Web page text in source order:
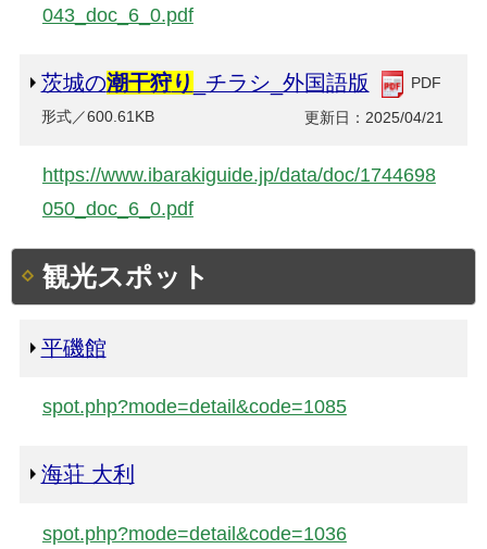
043_doc_6_0.pdf
茨城の潮干狩り _チラシ_外国語版
PDF
形式／600.61KB
更新日：2025/04/21
https://www.ibarakiguide.jp/data/doc/1744698
050_doc_6_0.pdf
観光スポット
平磯館
spot.php?mode=detail&code=1085
海荘 大利
spot.php?mode=detail&code=1036